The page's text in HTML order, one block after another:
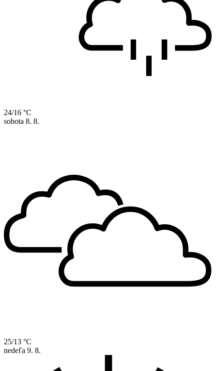
24/16 °C
sobota 8. 8.
25/13 °C
nedeľa 9. 8.